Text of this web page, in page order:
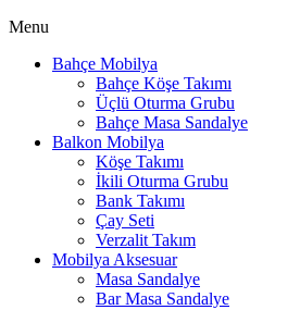
Menu
Bahçe Mobilya
Bahçe Köşe Takımı
Üçlü Oturma Grubu
Bahçe Masa Sandalye
Balkon Mobilya
Köşe Takımı
İkili Oturma Grubu
Bank Takımı
Çay Seti
Verzalit Takım
Mobilya Aksesuar
Masa Sandalye
Bar Masa Sandalye